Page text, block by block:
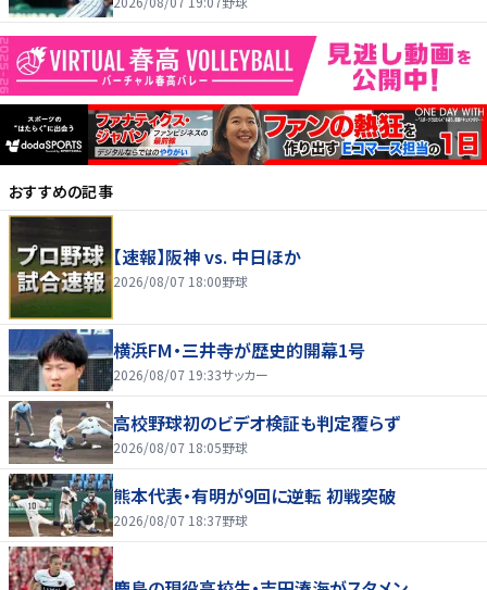
おすすめの記事
【速報】阪神 vs. 中日ほか
2026/08/07 18:00野球
横浜FM・三井寺が歴史的開幕1号
2026/08/07 19:33サッカー
高校野球初のビデオ検証も判定覆らず
2026/08/07 18:05野球
熊本代表・有明が9回に逆転 初戦突破
2026/08/07 18:37野球